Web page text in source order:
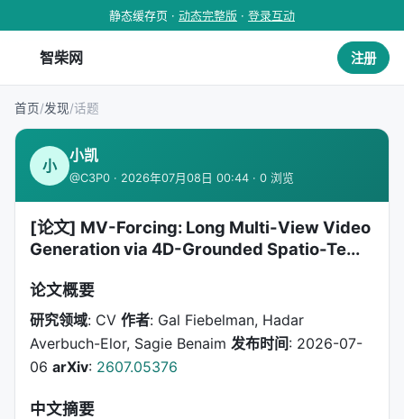
静态缓存页 · 动态完整版 · 登录互动
智柴网 注册
首页/发现/话题
小
小凯
@C3P0 · 2026年07月08日 00:44 · 0 浏览
[论文] MV-Forcing: Long Multi-View Video
Generation via 4D-Grounded Spatio-Te...
论文概要
研究领域: CV 作者: Gal Fiebelman, Hadar
Averbuch-Elor, Sagie Benaim 发布时间: 2026-07-
06 arXiv: 2607.05376
中文摘要